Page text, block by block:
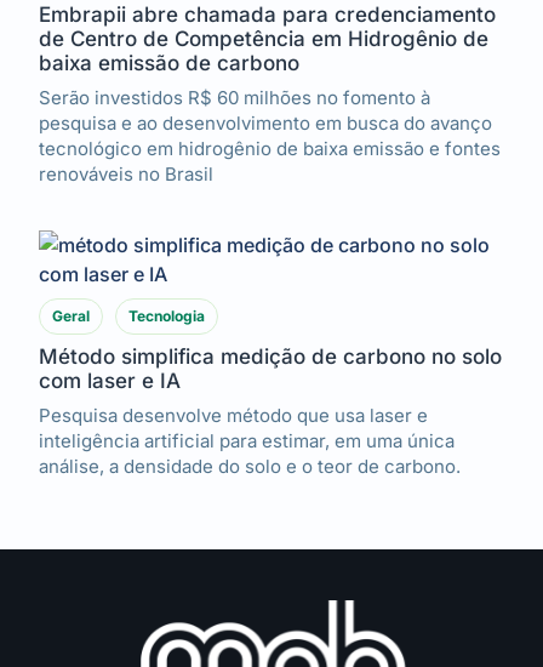
Embrapii abre chamada para credenciamento
de Centro de Competência em Hidrogênio de
baixa emissão de carbono
Serão investidos R$ 60 milhões no fomento à
pesquisa e ao desenvolvimento em busca do avanço
tecnológico em hidrogênio de baixa emissão e fontes
renováveis no Brasil
Geral Tecnologia
Método simplifica medição de carbono no solo
com laser e IA
Pesquisa desenvolve método que usa laser e
inteligência artificial para estimar, em uma única
análise, a densidade do solo e o teor de carbono.